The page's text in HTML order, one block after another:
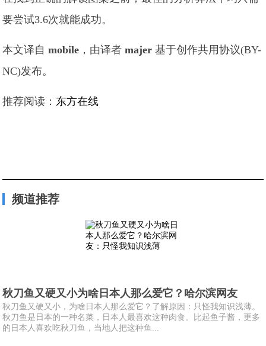
要尝试3.6次就能成功。
本文译自mobile ，由译者majer 基于创作共用协议(BY-
NC)发布。
推荐阅读： 东方在线
频道推荐
秋刀鱼又硬又小为啥日本人那么爱它？哈尔滨网友
秋刀鱼又硬又小，为啥日本人那么爱它？了解原因：只怪我知识浅薄。
秋刀鱼是日本的一种名菜，日本人最喜欢这种肉食。比起鱼子酱，更多
的日本人喜欢吃秋刀鱼，当地人把这种鱼...